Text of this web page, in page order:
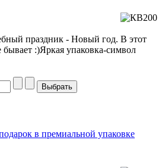
праздник - Новый год. В этот
бывает :)Яркая упаковка-символ